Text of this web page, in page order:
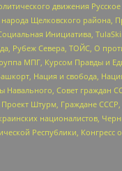
движения
Щелковского района,
Инициатива,
Севера, ТОЙС, О
МПГ, Курсом Правды и
Нация и свобода,
Совет граждан
Штурм, Граждане
националистов,
Республики,